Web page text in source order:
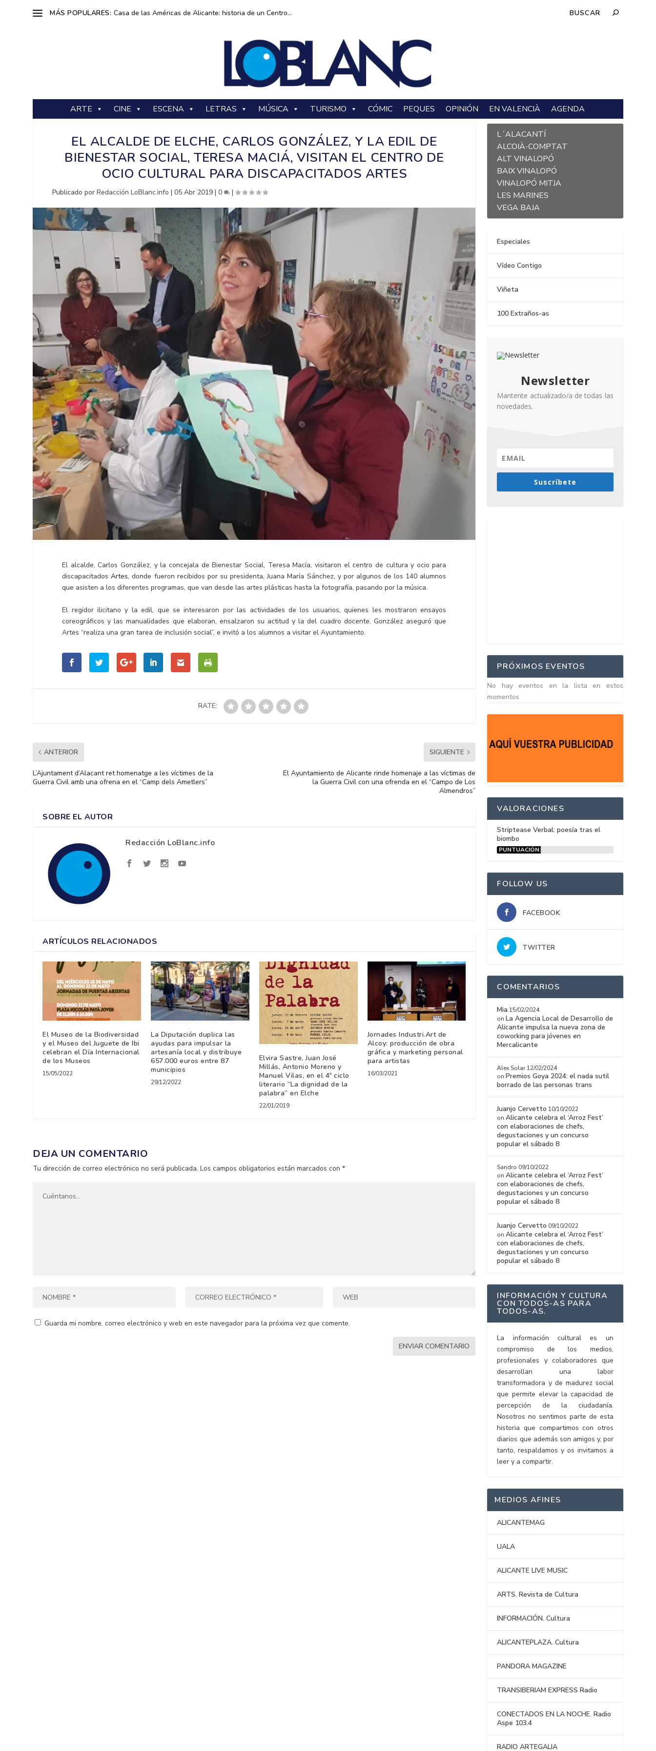
MÁS POPULARES: Casa de las Américas de Alicante: historia de un Centro...
ARTE CINE ESCENA LETRAS MÚSICA TURISMO CÓMIC PEQUES OPINIÓN EN VALENCIÀ AGENDA
EL ALCALDE DE ELCHE, CARLOS GONZÁLEZ, Y LA EDIL DE
BIENESTAR SOCIAL, TERESA MACIÁ, VISITAN EL CENTRO DE
OCIO CULTURAL PARA DISCAPACITADOS ARTES
Publicado porRedacción LoBlanc.info |05 Abr 2019 |0 |
El alcalde, Carlos González, y la concejala de Bienestar Social, Teresa Macía, visitaron el centro de cultura y ocio para
discapacitadosArtes, donde fueron recibidos por su presidenta, Juana María Sánchez, y por algunos de los 140 alumnos
que asisten a los diferentes programas, que van desde las artes plásticas hasta la fotografía, pasando por la música.
El regidor ilicitano y la edil, que se interesaron por las actividades de los usuarios, quienes les mostraron ensayos
coreográficos y las manualidades que elaboran, ensalzaron su actitud y la del cuadro docente. González aseguró que
Artes “realiza una gran tarea de inclusión social”, e invitó a los alumnos a visitar el Ayuntamiento.
RATE:
ANTERIOR
L’Ajuntament d’Alacant ret homenatge a les víctimes de la
Guerra Civil amb una ofrena en el “Camp dels Ametlers”
SIGUIENTE
El Ayuntamiento de Alicante rinde homenaje a las víctimas de
la Guerra Civil con una ofrenda en el “Campo de Los
Almendros”
SOBRE EL AUTOR
Redacción LoBlanc.info
ARTÍCULOS RELACIONADOS
El Museo de la Biodiversidad
y el Museo del Juguete de Ibi
celebran el Día Internacional
de los Museos
15/05/2022
La Diputación duplica las
ayudas para impulsar la
artesanía local y distribuye
657.000 euros entre 87
municipios
29/12/2022
Elvira Sastre, Juan José
Millás, Antonio Moreno y
Manuel Vilas, en el 4º ciclo
literario “La dignidad de la
palabra” en Elche
22/01/2019
Jornades Industri.Art de
Alcoy: producción de obra
gráfica y marketing personal
para artistas
16/03/2021
DEJA UN COMENTARIO
Tu dirección de correo electrónico no será publicada. Los campos obligatorios están marcados con*
Guarda mi nombre, correo electrónico y web en este navegador para la próxima vez que comente.
L´ALACANTÍ
ALCOIÀ-COMPTAT
ALT VINALOPÓ
BAIX VINALOPÓ
VINALOPÓ MITJA
LES MARINES
VEGA BAJA
Especiales
Vídeo Contigo
Viñeta
100 Extraños-as
Newsletter
Mantente actualizado/a de todas las
novedades.
Suscríbete
PRÓXIMOS EVENTOS
No hay eventos en la lista en estos
momentos
VALORACIONES
Striptease Verbal: poesía tras el
biombo
PUNTUACIÓN:
FOLLOW US
FACEBOOK
TWITTER
COMENTARIOS
Mia 15/02/2024
on La Agencia Local de Desarrollo de
Alicante impulsa la nueva zona de
coworking para jóvenes en
Mercalicante
Alex Solar 12/02/2024
on Premios Goya 2024: el nada sutil
borrado de las personas trans
Juanjo Cervetto 10/10/2022
onAlicante celebra el ‘Arroz Fest’
con elaboraciones de chefs,
degustaciones y un concurso
popular el sábado 8
Sandro 09/10/2022
onAlicante celebra el ‘Arroz Fest’
con elaboraciones de chefs,
degustaciones y un concurso
popular el sábado 8
Juanjo Cervetto 09/10/2022
onAlicante celebra el ‘Arroz Fest’
con elaboraciones de chefs,
degustaciones y un concurso
popular el sábado 8
INFORMACIÓN Y CULTURA
CON TODOS-AS PARA
TODOS-AS.
La información cultural es un
compromiso de los medios,
profesionales y colaboradores que
desarrollan una labor
transformadora y de madurez social
que permite elevar la capacidad de
percepción de la ciudadanía.
Nosotros no sentimos parte de esta
historia que compartimos con otros
diarios que además son amigos y, por
tanto, respaldamos y os invitamos a
leer y a compartir.
MEDIOS AFINES
ALICANTEMAG
UALA
ALICANTE LIVE MUSIC
ARTS. Revista de Cultura
INFORMACIÓN. Cultura
ALICANTEPLAZA. Cultura
PANDORA MAGAZINE
TRANSIBERIAM EXPRESS Radio
CONECTADOS EN LA NOCHE. Radio
Aspe 103.4
RADIO ARTEGALIA